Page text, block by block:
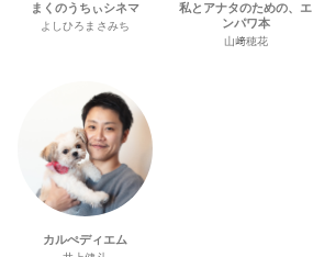
まくのうちぃシネマ
よしひろまさみち
私とアナタのための、エ
ンパワ本
山﨑穂花
カルぺディエム